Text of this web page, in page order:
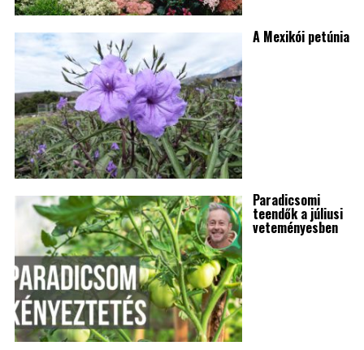
A Mexikói petúnia
Paradicsomi
teendők a júliusi
veteményesben